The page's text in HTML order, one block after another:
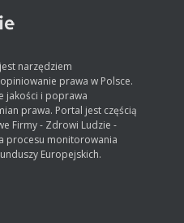
narzędziem
prawa w Polsce.
jakości i poprawa
prawa. Portal jest częścią
Firmy - Zdrowi Ludzie -
procesu monitorowania
Europejskich.